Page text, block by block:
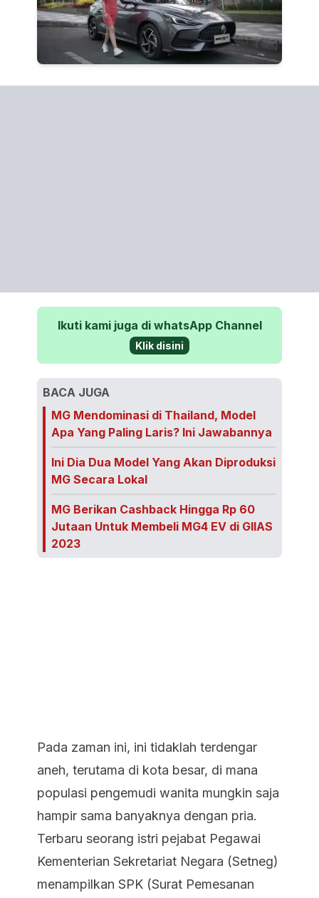
Ikuti kami juga di whatsApp Channel
Klik disini
BACA JUGA
MG Mendominasi di Thailand, Model
Apa Yang Paling Laris? Ini Jawabannya
Ini Dia Dua Model Yang Akan Diproduksi
MG Secara Lokal
MG Berikan Cashback Hingga Rp 60
Jutaan Untuk Membeli MG4 EV di GIIAS
2023
Pada zaman ini, ini tidaklah terdengar
aneh, terutama di kota besar, di mana
populasi pengemudi wanita mungkin saja
hampir sama banyaknya dengan pria.
Terbaru seorang istri pejabat Pegawai
Kementerian Sekretariat Negara (Setneg)
menampilkan SPK (Surat Pemesanan